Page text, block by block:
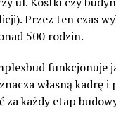
Przez ten czas
500 rodzin.
funkcjonuje
własną kadrę i
za każdy etap